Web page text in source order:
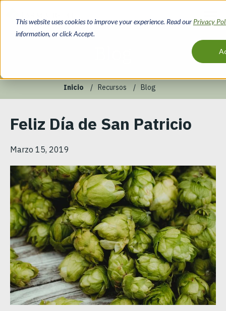
This website uses cookies to improve your experience. Read our Privacy
information, or click Accept.
contenido
de
navegación
Inicio Recursos Blog
Feliz Día de San Patricio
Marzo 15, 2019